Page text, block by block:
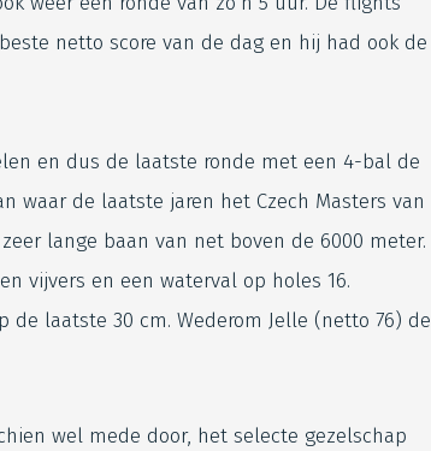
netto score van de dag en hij had ook de
en dus de laatste ronde met een 4-bal de
waar de laatste jaren het Czech Masters van
lange baan van net boven de 6000 meter.
vijvers en een waterval op holes 16.
laatste 30 cm. Wederom Jelle (netto 76) de
wel mede door, het selecte gezelschap